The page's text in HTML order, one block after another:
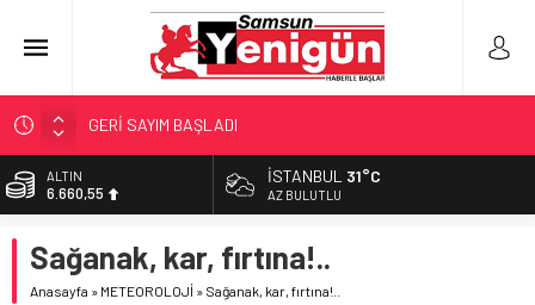
GERİ SAYIM BAŞLADI
SAMSUNSPOR’DA HEDEF 5’İNCİLİK!
‘BAFRA’YA YATIRIM YAPIN!’
YÖNETİCİ SEÇERKEN YAPILAN EN BÜYÜK HATALAR
BİST
13.779,39
47,7111
EURO
İSTANBUL 31°C
AZ BULUTLU
Sağanak, kar, fırtına!..
Anasayfa » METEOROLOJİ » Sağanak, kar, fırtına!..